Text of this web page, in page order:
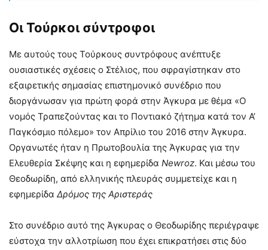
Οι Τούρκοι σύντροφοι
Με αυτούς τους Τούρκους συντρόφους ανέπτυξε
ουσιαστικές σχέσεις ο Στέλιος, που σφραγίστηκαν στο
εξαιρετικής σημασίας επιστημονικό συνέδριο που
διοργάνωσαν για πρώτη φορά στην Άγκυρα με θέμα «Ο
νομός Τραπεζούντας και το Ποντιακό ζήτημα κατά τον Α’
Παγκόσμιο πόλεμο» τον Απρίλιο του 2016 στην Άγκυρα.
Οργανωτές ήταν η Πρωτοβουλία της Άγκυρας για την
Ελευθερία Σκέψης και η εφημερίδα Newroz. Και μέσω του
Θεοδωρίδη, από ελληνικής πλευράς συμμετείχε και η
εφημερίδα Δρόμος της Αριστεράς
Στο συνέδριο αυτό της Άγκυρας ο Θεοδωρίδης περιέγραψε
εύστοχα την αλλοτρίωση που έχει επικρατήσει στις δύο